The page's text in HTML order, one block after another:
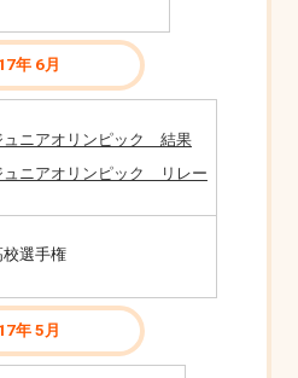
年 6月
ュニアオリンピック 結果
ュニアオリンピック リレー
選手権
年 5月